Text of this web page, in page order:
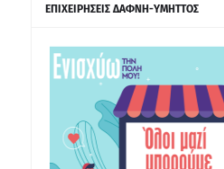
ΕΠΙΧΕΙΡΗΣΕΙΣ ΔΑΦΝΗ-ΥΜΗΤΤΟΣ